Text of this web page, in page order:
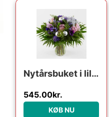
Nytårsbuket i lilla – Send blomster med Bloomit
545.00kr.
KØB NU